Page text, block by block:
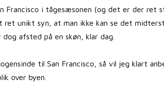
Francisco i tågesæsonen (og det er der ret
ret unikt syn, at man ikke kan se det
dog afsted på en skøn, klar dag.
til San Francisco, så vil jeg klart
over byen.